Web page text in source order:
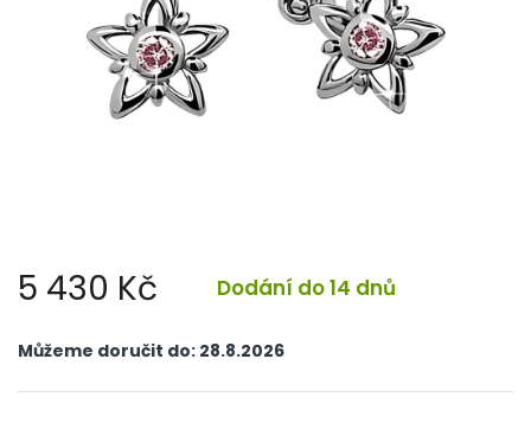
5 430 Kč Dodání do 14 dnů
cena:
Můžeme doručit do: 28.8.2026